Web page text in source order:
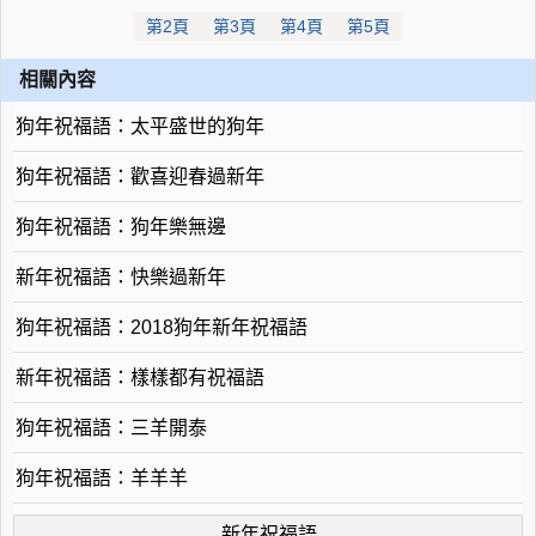
第2頁 第3頁 第4頁 第5頁
相關內容
狗年祝福語：太平盛世的狗年
狗年祝福語：歡喜迎春過新年
狗年祝福語：狗年樂無邊
新年祝福語：快樂過新年
狗年祝福語：2018狗年新年祝福語
新年祝福語：樣樣都有祝福語
狗年祝福語：三羊開泰
狗年祝福語：羊羊羊